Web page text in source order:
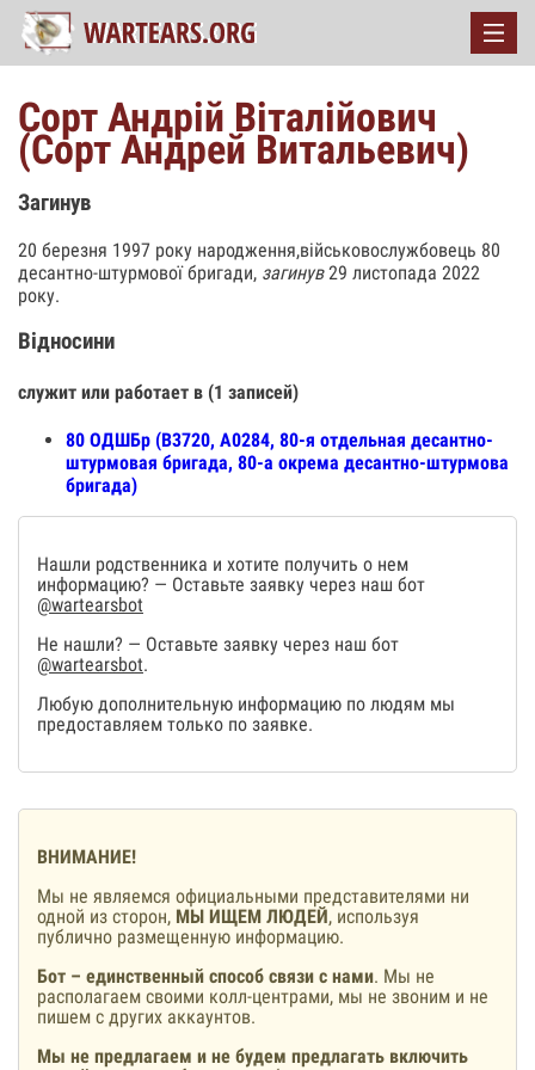
Сорт Андрій Віталійович
(Сорт Андрей Витальевич)
Загинув
20 березня 1997 року народження,військовослужбовець 80
десантно-штурмової бригади, загинув29 листопада 2022
року.
Відносини
служит или работает в (1 записей)
80 ОДШБр (В3720, А0284, 80-я отдельная десантно-
штурмовая бригада, 80-а окрема десантно-штурмова
бригада)
Нашли родственника и хотите получить о нем
информацию? — Оставьте заявку через наш бот
@wartearsbot
Не нашли? — Оставьте заявку через наш бот
@wartearsbot.
Любую дополнительную информацию по людям мы
предоставляем только по заявке.
ВНИМАНИЕ!
Мы не являемся официальными представителями ни
одной из сторон, МЫ ИЩЕМ ЛЮДЕЙ, используя
публично размещенную информацию.
Бот – единственный способ связи с нами. Мы не
располагаем своими колл-центрами, мы не звоним и не
пишем с других аккаунтов.
Мы не предлагаем и не будем предлагать включить